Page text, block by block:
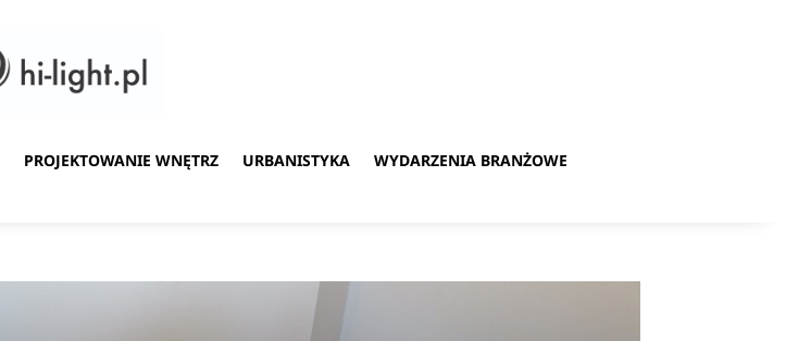
PROJEKTOWANIE WNĘTRZ URBANISTYKA WYDARZENIA BRANŻOWE